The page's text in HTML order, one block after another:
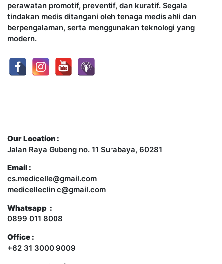
perawatan promotif, preventif, dan kuratif. Segala
tindakan medis ditangani oleh tenaga medis ahli dan
berpengalaman, serta menggunakan teknologi yang
modern.
Our Location :
Jalan Raya Gubeng no. 11 Surabaya, 60281
Email :
cs.medicelle@gmail.com
medicelleclinic@gmail.com
Whatsapp :
0899 011 8008
Office :
+62 31 3000 9009